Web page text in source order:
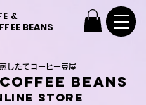
&
BEANS
したてコーヒー豆屋
BEANS
STORE